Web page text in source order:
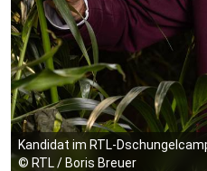
Kandidat im RTL-
© RTL / Boris Breuer